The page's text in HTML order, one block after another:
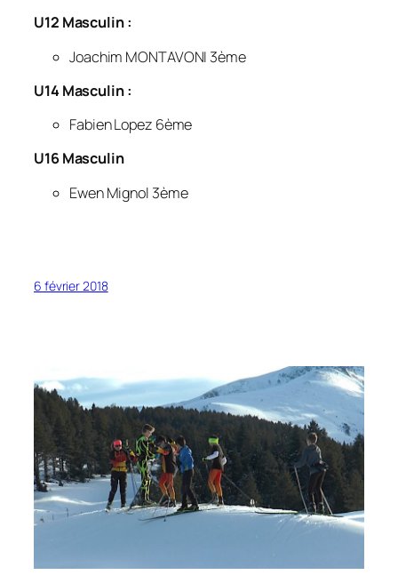
U12 Masculin :
Joachim MONTAVONI 3ème
U14 Masculin :
Fabien Lopez 6ème
U16 Masculin
Ewen Mignol 3ème
6 février 2018